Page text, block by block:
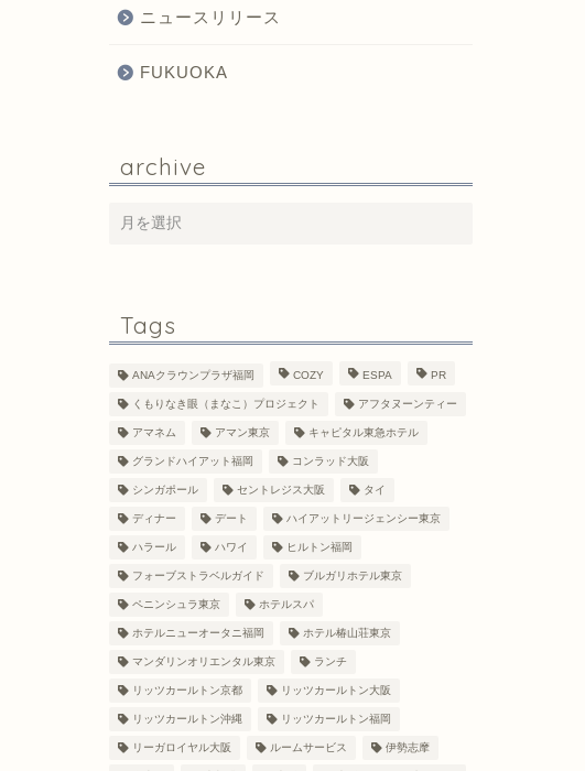
ニュースリリース
FUKUOKA
archive
Tags
ANAクラウンプラザ福岡 COZY ESPA PR
くもりなき眼（まなこ）プロジェクト アフタヌーンティー
アマネム アマン東京 キャピタル東急ホテル
グランドハイアット福岡 コンラッド大阪
シンガポール セントレジス大阪 タイ
ディナー デート ハイアットリージェンシー東京
ハラール ハワイ ヒルトン福岡
フォーブストラベルガイド ブルガリホテル東京
ペニンシュラ東京 ホテルスパ
ホテルニューオータニ福岡 ホテル椿山荘東京
マンダリンオリエンタル東京 ランチ
リッツカールトン京都 リッツカールトン大阪
リッツカールトン沖縄 リッツカールトン福岡
リーガロイヤル大阪 ルームサービス 伊勢志摩